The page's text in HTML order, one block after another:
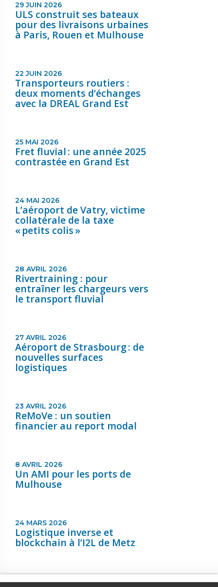
29 JUIN 2026
ULS construit ses bateaux
pour des livraisons urbaines
à Paris, Rouen et Mulhouse
22 JUIN 2026
Transporteurs routiers :
deux moments d’échanges
avec la DREAL Grand Est
25 MAI 2026
Fret fluvial : une année 2025
contrastée en Grand Est
24 MAI 2026
L’aéroport de Vatry, victime
collatérale de la taxe
« petits colis »
28 AVRIL 2026
Rivertraining : pour
entraîner les chargeurs vers
le transport fluvial
27 AVRIL 2026
Aéroport de Strasbourg : de
nouvelles surfaces
logistiques
23 AVRIL 2026
ReMoVe : un soutien
financier au report modal
8 AVRIL 2026
Un AMI pour les ports de
Mulhouse
24 MARS 2026
Logistique inverse et
blockchain à l’I2L de Metz